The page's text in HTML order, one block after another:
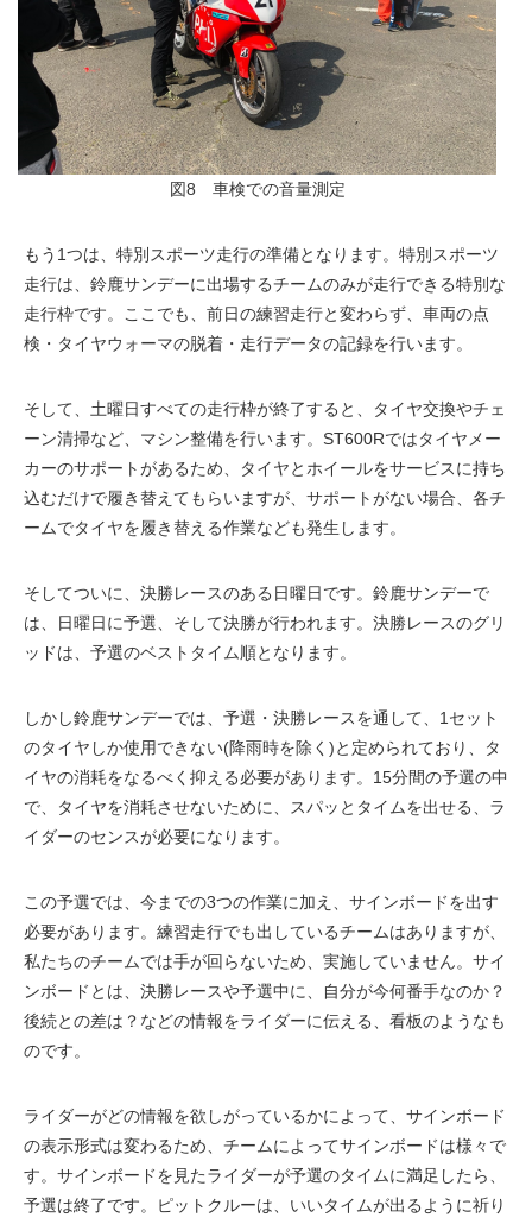
図8 車検での音量測定
もう1つは、特別スポーツ走行の準備となります。特別スポーツ
走行は、鈴鹿サンデーに出場するチームのみが走行できる特別な
走行枠です。ここでも、前日の練習走行と変わらず、車両の点
検・タイヤウォーマの脱着・走行データの記録を行います。
そして、土曜日すべての走行枠が終了すると、タイヤ交換やチェ
ーン清掃など、マシン整備を行います。ST600Rではタイヤメー
カーのサポートがあるため、タイヤとホイールをサービスに持ち
込むだけで履き替えてもらいますが、サポートがない場合、各チ
ームでタイヤを履き替える作業なども発生します。
そしてついに、決勝レースのある日曜日です。鈴鹿サンデーで
は、日曜日に予選、そして決勝が行われます。決勝レースのグリ
ッドは、予選のベストタイム順となります。
しかし鈴鹿サンデーでは、予選・決勝レースを通して、1セット
のタイヤしか使用できない(降雨時を除く)と定められており、タ
イヤの消耗をなるべく抑える必要があります。15分間の予選の中
で、タイヤを消耗させないために、スパッとタイムを出せる、ラ
イダーのセンスが必要になります。
この予選では、今までの3つの作業に加え、サインボードを出す
必要があります。練習走行でも出しているチームはありますが、
私たちのチームでは手が回らないため、実施していません。サイ
ンボードとは、決勝レースや予選中に、自分が今何番手なのか？
後続との差は？などの情報をライダーに伝える、看板のようなも
のです。
ライダーがどの情報を欲しがっているかによって、サインボード
の表示形式は変わるため、チームによってサインボードは様々で
す。サインボードを見たライダーが予選のタイムに満足したら、
予選は終了です。ピットクルーは、いいタイムが出るように祈り